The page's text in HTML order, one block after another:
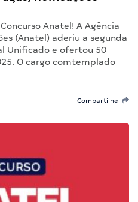
Anatel! A Agência
(Anatel) aderiu a segunda
Unificado e ofertou 50
O cargo comtemplado
Compartilhe